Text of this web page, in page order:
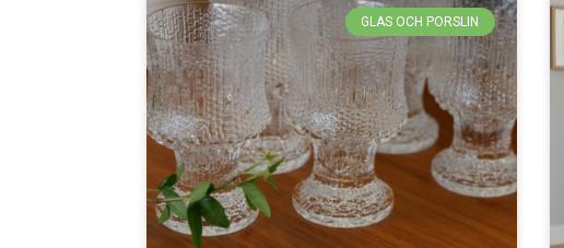
GLAS OCH PORSLIN